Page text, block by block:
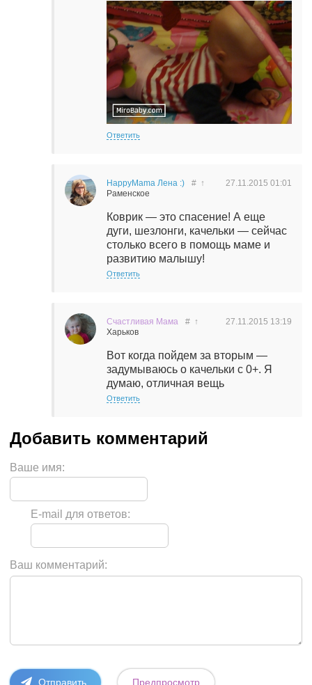
Ответить
HappyMama Лена :)
Раменское
27.11.2015 01:01
# ↑
Коврик — это спасение! А еще
дуги, шезлонги, качельки — сейчас
столько всего в помощь маме и
развитию малышу!
Ответить
Счастливая Мама
Харьков
27.11.2015 13:19
# ↑
Вот когда пойдем за вторым —
задумываюсь о качельки с 0+. Я
думаю, отличная вещь
Ответить
Ваше имя:
E-mail для ответов:
Ваш комментарий: